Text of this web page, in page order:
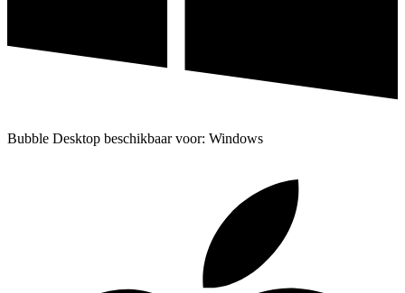
Bubble Desktop beschikbaar voor: Windows